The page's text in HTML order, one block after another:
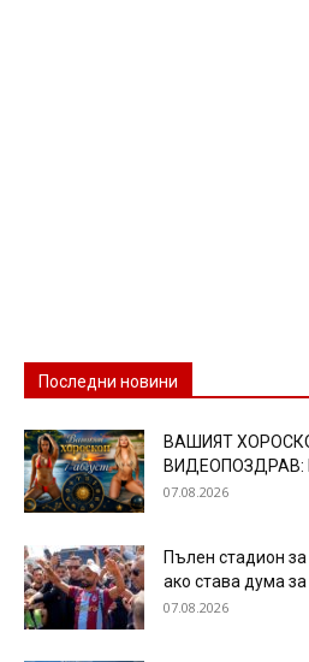
Последни новини
ВАШИЯТ
ВИДЕОПОЗДРАВ:
07.08.2026
Пълен стадион
ако става дума за
07.08.2026